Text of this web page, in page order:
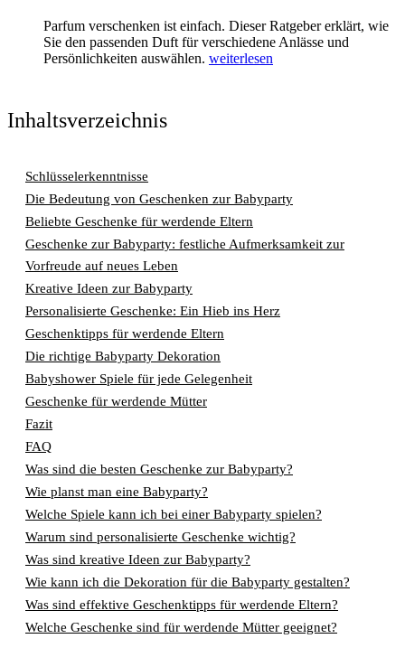
Parfum verschenken ist einfach. Dieser Ratgeber erklärt, wie
Sie den passenden Duft für verschiedene Anlässe und
Persönlichkeiten auswählen. weiterlesen
Inhaltsverzeichnis
Schlüsselerkenntnisse
Die Bedeutung von Geschenken zur Babyparty
Beliebte Geschenke für werdende Eltern
Geschenke zur Babyparty: festliche Aufmerksamkeit zur
Vorfreude auf neues Leben
Kreative Ideen zur Babyparty
Personalisierte Geschenke: Ein Hieb ins Herz
Geschenktipps für werdende Eltern
Die richtige Babyparty Dekoration
Babyshower Spiele für jede Gelegenheit
Geschenke für werdende Mütter
Fazit
FAQ
Was sind die besten Geschenke zur Babyparty?
Wie planst man eine Babyparty?
Welche Spiele kann ich bei einer Babyparty spielen?
Warum sind personalisierte Geschenke wichtig?
Was sind kreative Ideen zur Babyparty?
Wie kann ich die Dekoration für die Babyparty gestalten?
Was sind effektive Geschenktipps für werdende Eltern?
Welche Geschenke sind für werdende Mütter geeignet?